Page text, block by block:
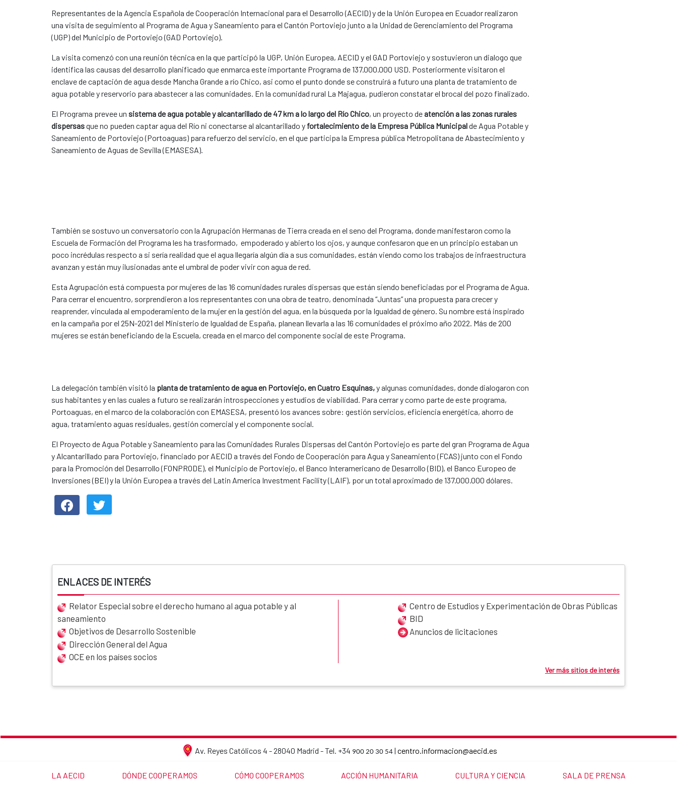
News content
Representantes de la Agencia Española de Cooperación Internacional para el Desarrollo (AECID) y de la Unión Europea en Ecuador realizaron
una visita de seguimiento al Programa de Agua y Saneamiento para el Cantón Portoviejo junto a la Unidad de Gerenciamiento del Programa
(UGP) del Municipio de Portoviejo (GAD Portoviejo).
La visita comenzó con una reunión técnica en la que participó la UGP, Unión Europea, AECID y el GAD Portoviejo y sostuvieron un dialogo que
identifica las causas del desarrollo planificado que enmarca este importante Programa de 137.000.000 USD. Posteriormente visitaron el
enclave de captación de agua desde Mancha Grande a río Chico, asi como el punto donde se construirá a futuro una planta de tratamiento de
agua potable y reservorio para abastecer a las comunidades. En la comunidad rural La Majagua, pudieron constatar el brocal del pozo finalizado.
El Programa prevee un sistema de agua potable y alcantarillado de 47 km a lo largo del Río Chico, un proyecto deatención a las zonas rurales
dispersasque no pueden captar agua del Río ni conectarse al alcantarillado y fortalecimiento de la Empresa Pública Municipalde Agua Potable y
Saneamiento de Portoviejo (Portoaguas) para refuerzo del servicio, en el que participa la Empresa pública Metropolitana de Abastecimiento y
Saneamiento de Aguas de Sevilla (EMASESA).
También se sostuvo un conversatorio con la Agrupación Hermanas de Tierra creada en el seno del Programa, donde manifestaron como la
Escuela de Formación del Programa les ha trasformado, empoderado y abierto los ojos, y aunque confesaron que en un principio estaban un
poco incrédulas respecto a si sería realidad que el agua llegaría algún día a sus comunidades, están viendo como los trabajos de infraestructura
avanzan y están muy ilusionadas ante el umbral de poder vivir con agua de red.
Esta Agrupación está compuesta por mujeres de las 16 comunidades rurales dispersas que están siendo beneficiadas por el Programa de Agua.
Para cerrar el encuentro, sorprendieron a los representantes con una obra de teatro, denominada “Juntas” una propuesta para crecer y
reaprender, vinculada al empoderamiento de la mujer en la gestión del agua, en la búsqueda por la Igualdad de género. Su nombre está inspirado
en la campaña por el 25N-2021 del Ministerio de Igualdad de España, planean llevarla a las 16 comunidades el próximo año 2022. Más de 200
mujeres se están beneficiando de la Escuela, creada en el marco del componente social de este Programa.
La delegación también visitó la planta de tratamiento de agua en Portoviejo, en Cuatro Esquinas,y algunas comunidades, donde dialogaron con
sus habitantes y en las cuales a futuro se realizarán introspecciones y estudios de viabilidad. Para cerrar y como parte de este programa,
Portoaguas, en el marco de la colaboración con EMASESA, presentó los avances sobre: gestión servicios, eficiencia energética, ahorro de
agua, tratamiento aguas residuales, gestión comercial y el componente social.
El Proyecto de Agua Potable y Saneamiento para las Comunidades Rurales Dispersas del Cantón Portoviejo es parte del gran Programa de Agua
y Alcantarillado para Portoviejo, financiado por AECID a través del Fondo de Cooperación para Agua y Saneamiento (FCAS) junto con el Fondo
para la Promoción del Desarrollo (FONPRODE), el Municipio de Portoviejo, el Banco Interamericano de Desarrollo (BID), el Banco Europeo de
Inversiones (BEI) y la Unión Europea a través del Latin America Investment Facility (LAIF), por un total aproximado de 137.000.000 dólares.
ENLACES DE INTERÉS
Relator Especial sobre el derecho humano al agua potable y al
saneamiento
Objetivos de Desarrollo Sostenible
Dirección General del Agua
Centro de Estudios y Experimentación de Obras Públicas
BID
Anuncios de licitaciones
OCE en los países socios
Ver más sitios de interés
Av. Reyes Católicos 4 - 28040 Madrid - Tel. +34 900 20 30 54| centro.informacion@aecid.es
AECID contact details
LINK TO THE WEBSITE:
LA AECID LINK TO THE WEBSITE:
DÓNDE COOPERAMOS LINK TO THE WEBSITE:
CÓMO COOPERAMOS LINK TO THE WEBSITE:
ACCIÓN HUMANITARIA LINK TO THE WEBSITE:
CULTURA Y CIENCIA LINK TO THE WEBSITE:
SALA DE PRENSA